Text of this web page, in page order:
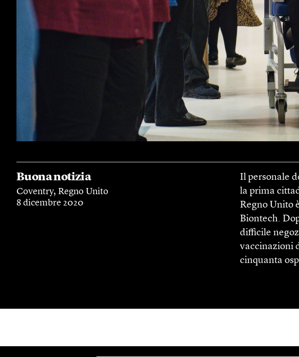
Buona notizia
Coventry, Regno Unito
8 dicembre 2020
Il personale
la prima
Regno Unito
Biontech.
difficile
vaccinazioni
cinquanta